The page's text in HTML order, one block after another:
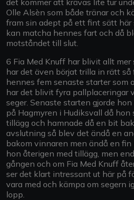
det kommer att krävas lite tur
Olle Alsèn som både tränar och
fram sin adept på ett fint sätt här
kan matcha hennes fart och då
motståndet till slut.
6 Fia Med Knuff har blivit allt
har det även börjat trilla in rätt så
hennes fem senaste starter som
har det blivit fyra pallplaceringar
seger. Senaste starten gjorde
på Hagmyren i Hudiksvall då
tillägg och hamnade då en bit
avslutning så blev det ändå en
bakom vinnaren men ändå en fin
hon återigen med tillägg, men
gången och om Fia Med Knuff
ser det klart intressant ut här på
vara med och kämpa om segern
lopp.